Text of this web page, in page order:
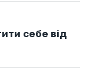
себе від